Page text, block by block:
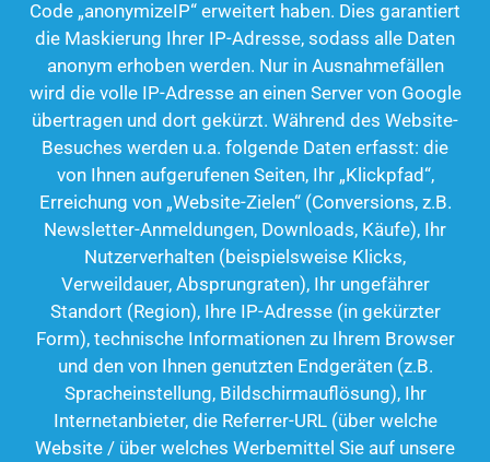
Code „anonymizeIP“ erweitert haben. Dies garantiert
die Maskierung Ihrer IP-Adresse, sodass alle Daten
anonym erhoben werden. Nur in Ausnahmefällen
wird die volle IP-Adresse an einen Server von Google
übertragen und dort gekürzt. Während des Website-
Besuches werden u.a. folgende Daten erfasst: die
von Ihnen aufgerufenen Seiten, Ihr „Klickpfad“,
Erreichung von „Website-Zielen“ (Conversions, z.B.
Newsletter-Anmeldungen, Downloads, Käufe), Ihr
Nutzerverhalten (beispielsweise Klicks,
Verweildauer, Absprungraten), Ihr ungefährer
Standort (Region), Ihre IP-Adresse (in gekürzter
Form), technische Informationen zu Ihrem Browser
und den von Ihnen genutzten Endgeräten (z.B.
Spracheinstellung, Bildschirmauflösung), Ihr
Internetanbieter, die Referrer-URL (über welche
Website / über welches Werbemittel Sie auf unsere